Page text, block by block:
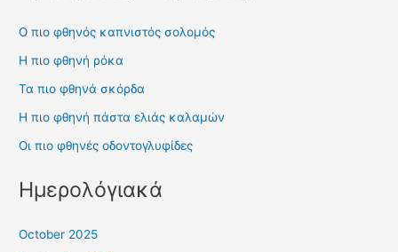
Ο πιο φθηνός καπνιστός σολομός
Η πιο φθηνή ρόκα
Τα πιο φθηνά σκόρδα
Η πιο φθηνή πάστα ελιάς καλαμών
Οι πιο φθηνές οδοντογλυφίδες
Ημερολόγιακά
October 2025